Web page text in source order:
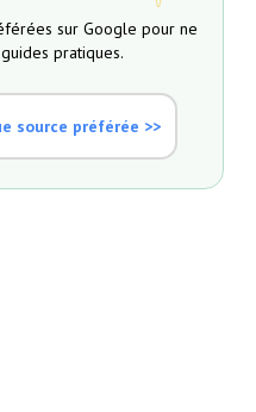
sur Google pour ne
pratiques.
source préférée >>